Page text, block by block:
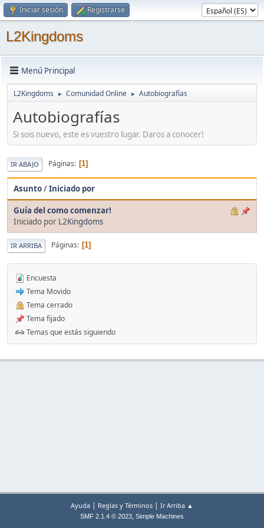
Iniciar sesión Registrarse
L2Kingdoms
Menú Principal
L2Kingdoms ► Comunidad Online ► Autobiografías
Autobiografías
Si sois nuevo, este es vuestro lugar. Daros a conocer!
IR ABAJO Páginas 1
Asunto/Iniciado por
Guía del como comenzar!
Iniciado por L2Kingdoms
IR ARRIBA Páginas 1
Encuesta
Tema Movido
Tema cerrado
Tema fijado
Temas que estás siguiendo
Ayuda | Reglas y Términos | Ir Arriba ▲
SMF 2.1.4 © 2023, Simple Machines